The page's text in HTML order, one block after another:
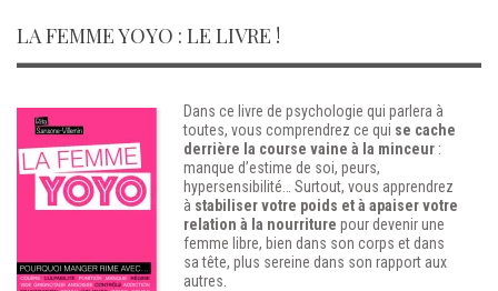
LA FEMME YOYO : LE LIVRE !
Dans ce livre de psychologie qui parlera à
toutes, vous comprendrez ce qui se cache
derrière la course vaine à la minceur :
manque d’estime de soi, peurs,
hypersensibilité…
Surtout, vous apprendrez
à stabiliser votre poids et à apaiser votre
relation à la nourriture pour devenir une
femme libre, bien dans son corps et dans
sa tête, plus sereine dans son rapport aux
autres.